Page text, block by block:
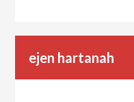
ejen hartanah